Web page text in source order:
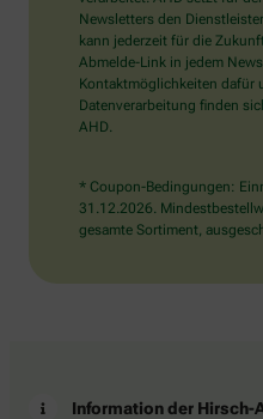
die
Tasse.
Newsletters den
kann jederzeit für die
Abmelde-Link in jedem
Kontaktmöglichkeiten dafür
Datenverarbeitung finden
AHD.
* Coupon-Bedingungen:
31.12.2026.
gesamte Sortiment,
Information der Hirsch-